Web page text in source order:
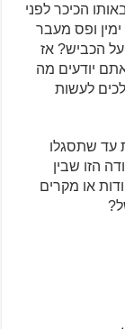
הכיכר לפני
ופס מעבר
הכביש? אז
יודעים מה
לעשות
עד שתסגלו
הזו שבין
או מקרים